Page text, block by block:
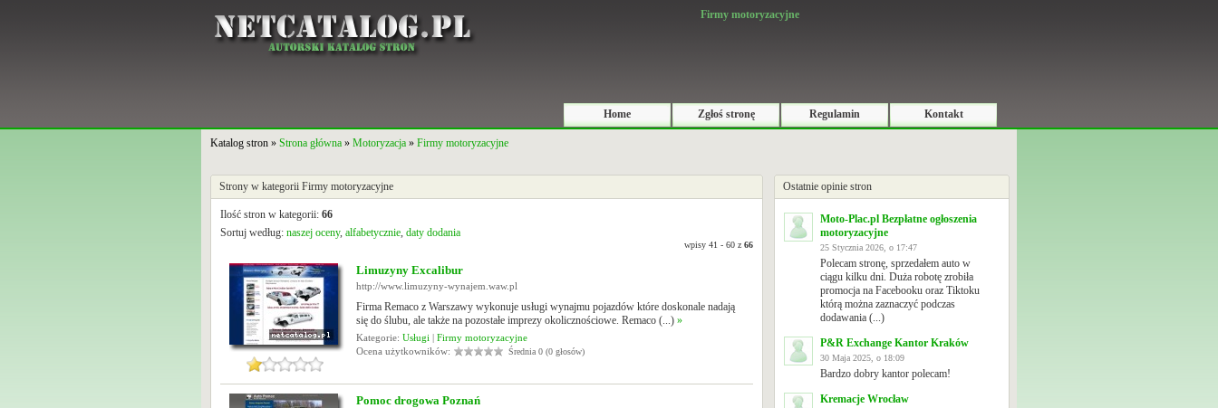
Firmy motoryzacyjne
Home Zgłoś stronę Regulamin Kontakt
Katalog stron » Strona główna » Motoryzacja » Firmy motoryzacyjne
Strony w kategorii Firmy motoryzacyjne
Ilość stron w kategorii: 66
Sortuj według: naszej oceny, alfabetycznie, daty dodania
wpisy 41 - 60 z 66
Limuzyny Excalibur
http://www.limuzyny-wynajem.waw.pl
Firma Remaco z Warszawy wykonuje usługi wynajmu pojazdów które doskonale nadają
się do ślubu, ale także na pozostałe imprezy okolicznościowe. Remaco (...) »
Kategorie: Usługi | Firmy motoryzacyjne
Ocena użytkowników:
Średnia 0 (0 głosów)
Pomoc drogowa Poznań
Ostatnie opinie stron
Moto-Plac.pl Bezpłatne ogłoszenia
motoryzacyjne
25 Stycznia 2026, o 17:47
Polecam stronę, sprzedałem auto w
ciągu kilku dni. Duża robotę zrobiła
promocja na Facebooku oraz Tiktoku
którą można zaznaczyć podczas
dodawania (...)
P&R Exchange Kantor Kraków
30 Maja 2025, o 18:09
Bardzo dobry kantor polecam!
Kremacje Wrocław